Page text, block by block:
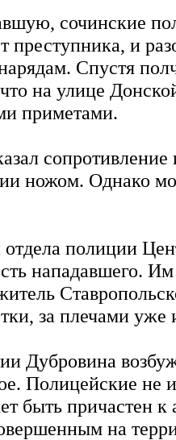
сочинские
преступника, и
Спустя
на улице
приметами.
ножом. Однако
полиции
нападавшего.
за плечами
Дубровина
Полицейские не
быть причастен к
на